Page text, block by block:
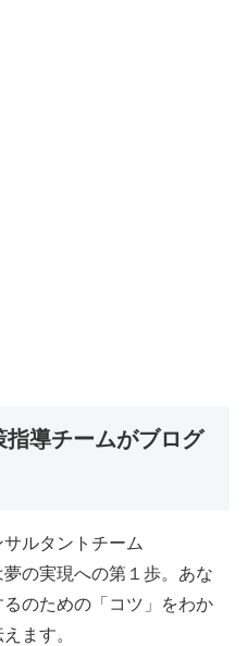
指導チームがブログ
ルタントチーム
夢の実現への第１歩。あな
るのための「コツ」をわか
ます。